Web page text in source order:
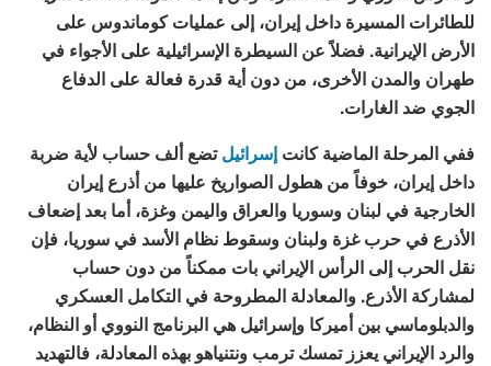
للطائرات المسيرة داخل إيران، إلى عمليات كوماندوس على
الأرض الإيرانية. فضلاً عن السيطرة الإسرائيلية على الأجواء في
طهران والمدن الأخرى، من دون أية قدرة فعالة على الدفاع
الجوي ضد الغارات.
ففي المرحلة الماضية كانت إسرائيلتضع ألف حساب لأية ضربة
داخل إيران، خوفاً من هطول الصواريخ عليها من أذرع إيران
الخارجية في لبنان وسوريا والعراق واليمن وغزة، أما بعد إضعاف
الأذرع في حرب غزة ولبنان وسقوط نظام الأسد في سوريا، فإن
نقل الحرب إلى الرأس الإيراني بات ممكناً من دون حساب
لمشاركة الأذرع. والمعادلة المطروحة في التكامل العسكري
والدبلوماسي بين أميركا وإسرائيل هي البرنامج النووي أو النظام،
والرد الإيراني يعزز تمسك ترمب ونتنياهو بهذه المعادلة، فالتهديد